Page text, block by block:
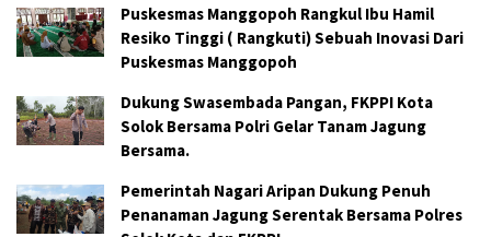
Puskesmas Manggopoh Rangkul Ibu Hamil
Resiko Tinggi ( Rangkuti) Sebuah Inovasi Dari
Puskesmas Manggopoh
Dukung Swasembada Pangan, FKPPI Kota
Solok Bersama Polri Gelar Tanam Jagung
Bersama.
Pemerintah Nagari Aripan Dukung Penuh
Penanaman Jagung Serentak Bersama Polres